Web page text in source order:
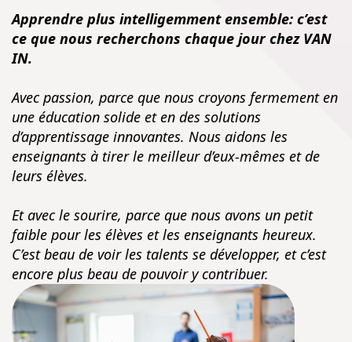
Apprendre plus intelligemment ensemble: c’est
ce que nous recherchons chaque jour chez VAN
IN.
Avec passion, parce que nous croyons fermement en
une éducation solide et en des solutions
d’apprentissage innovantes. Nous aidons les
enseignants à tirer le meilleur d’eux-mêmes et de
leurs élèves.
Et avec le sourire, parce que nous avons un petit
faible pour les élèves et les enseignants heureux.
C’est beau de voir les talents se développer, et c’est
encore plus beau de pouvoir y contribuer.